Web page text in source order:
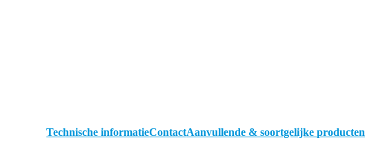
Technische informatieContactAanvullende & soortgelijke producten